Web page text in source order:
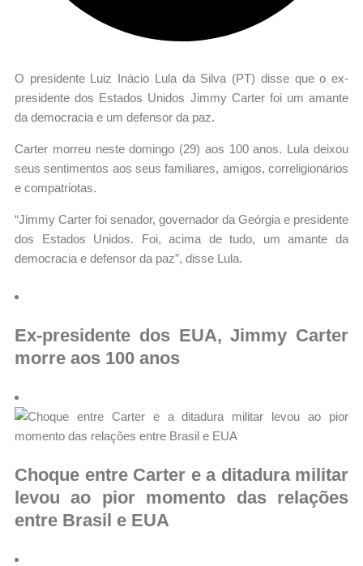
O presidente Luiz Inácio Lula da Silva (PT) disse que o ex-
presidente dos Estados Unidos Jimmy Carter foi um amante
da democracia e um defensor da paz.
Carter morreu neste domingo (29) aos 100 anos. Lula deixou
seus sentimentos aos seus familiares, amigos, correligionários
e compatriotas.
“Jimmy Carter foi senador, governador da Geórgia e presidente
dos Estados Unidos. Foi, acima de tudo, um amante da
democracia e defensor da paz”, disse Lula.
Ex-presidente dos EUA, Jimmy Carter
morre aos 100 anos
Choque entre Carter e a ditadura militar
levou ao pior momento das relações
entre Brasil e EUA